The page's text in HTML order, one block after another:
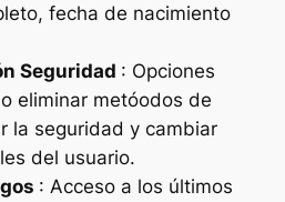
fecha de nacimiento
Seguridad : Opciones
eliminar metóodos de
la seguridad y cambiar
del usuario.
: Acceso a los últimos